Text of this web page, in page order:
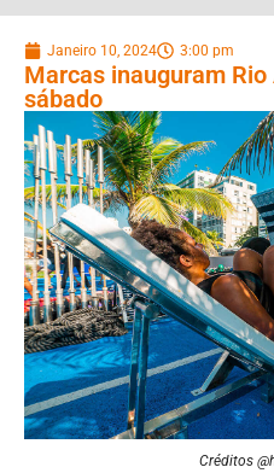
Janeiro 10, 2024 3:00 pm
Marcas inauguram
sábado
Créditos